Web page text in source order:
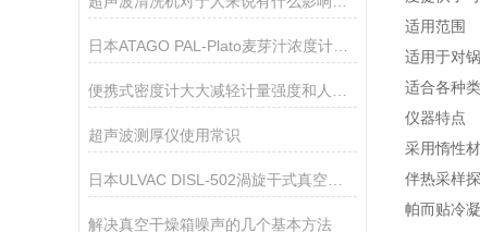
日本ATAGO PAL-Plato麦芽汁浓度计应用指导
超声波测厚仪使用常识
解决真空干燥箱噪声的几个基本方法
适用范围
适用于对
适合各种
仪器特点
采用惰性
伴热采样
帕而贴冷